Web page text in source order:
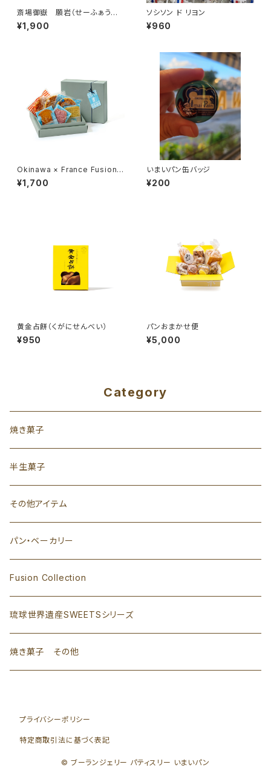
斎場御嶽 願岩（せーふぁうた
き うがん）
¥1,900
ソシソン ド リヨン
¥960
Okinawa × France Fusion
Collection a
¥1,700
いまいパン缶バッジ
¥200
黄金占餅（くがにせんべい）
¥950
パンおまかせ便
¥5,000
Category
焼き菓子
半生菓子
その他アイテム
パン・ベーカリー
Fusion Collection
琉球世界遺産SWEETSシリーズ
焼き菓子 その他
プライバシーポリシー
特定商取引法に基づく表記
© ブーランジェリー パティスリー いまいパン